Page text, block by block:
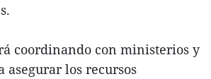
coordinando con ministerios y
asegurar los recursos